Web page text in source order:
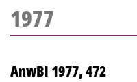
1977
AnwBl 1977, 472